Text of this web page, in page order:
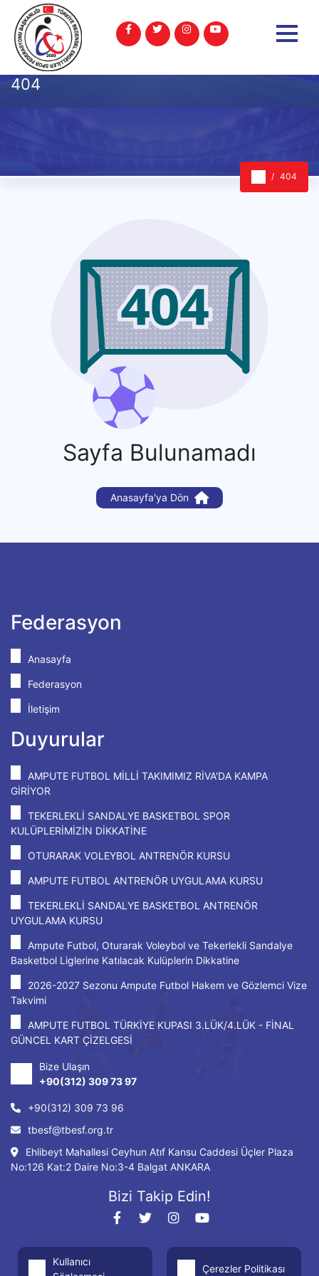
404
404
Sayfa Bulunamadı
Anasayfa'ya Dön
Federasyon
Anasayfa
Federasyon
İletişim
Duyurular
AMPUTE FUTBOL MİLLİ TAKIMIMIZ RİVA'DA KAMPA
GİRİYOR
TEKERLEKLİ SANDALYE BASKETBOL SPOR
KULÜPLERİMİZİN DİKKATİNE
OTURARAK VOLEYBOL ANTRENÖR KURSU
AMPUTE FUTBOL ANTRENÖR UYGULAMA KURSU
TEKERLEKLİ SANDALYE BASKETBOL ANTRENÖR
UYGULAMA KURSU
Ampute Futbol, Oturarak Voleybol ve Tekerlekli Sandalye
Basketbol Liglerine Katılacak Kulüplerin Dikkatine
2026-2027 Sezonu Ampute Futbol Hakem ve Gözlemci Vize
Takvimi
AMPUTE FUTBOL TÜRKİYE KUPASI 3.LÜK/4.LÜK - FİNAL
GÜNCEL KART ÇİZELGESİ
Bize Ulaşın
+90(312) 309 73 97
+90(312) 309 73 96
tbesf@tbesf.org.tr
Ehlibeyt Mahallesi Ceyhun Atıf Kansu Caddesi Üçler Plaza
No:126 Kat:2 Daire No:3-4 Balgat ANKARA
Bizi Takip Edin!
Kullanıcı
Çerezler Politikası